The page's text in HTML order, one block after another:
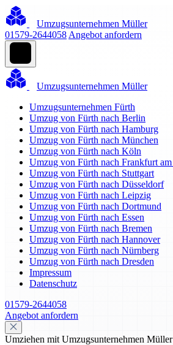
Umzugsunternehmen Müller
01579-2644058 Angebot anfordern
Umzugsunternehmen Müller
Umzugsunternehmen Fürth
Umzug von Fürth nach Berlin
Umzug von Fürth nach Hamburg
Umzug von Fürth nach München
Umzug von Fürth nach Köln
Umzug von Fürth nach Frankfurt
Umzug von Fürth nach Stuttgart
Umzug von Fürth nach Düsseldorf
Umzug von Fürth nach Leipzig
Umzug von Fürth nach Dortmund
Umzug von Fürth nach Essen
Umzug von Fürth nach Bremen
Umzug von Fürth nach Hannover
Umzug von Fürth nach Nürnberg
Umzug von Fürth nach Dresden
Impressum
Datenschutz
01579-2644058
Angebot anfordern
Umziehen mit Umzugsunternehmen Müller